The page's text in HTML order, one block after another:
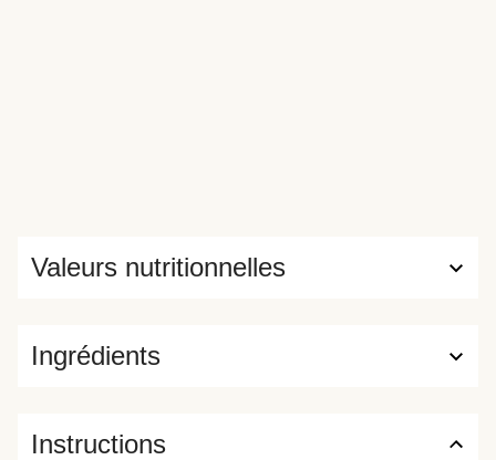
Ingrédients
Valeurs nutritionnelles
Instructions